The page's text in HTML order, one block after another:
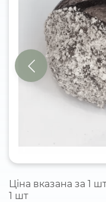
Ціна вказана за 1
1 шт